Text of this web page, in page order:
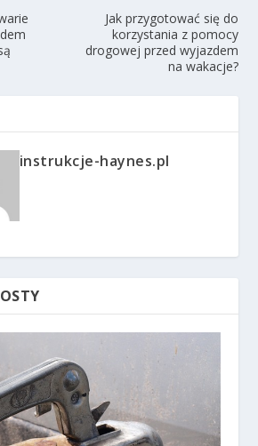
Jak przygotować się do
korzystania z pomocy
drogowej przed wyjazdem
na wakacje?
instrukcje-haynes.pl